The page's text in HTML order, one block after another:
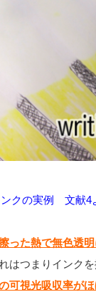
ンクの実例 文献4
った熱で無色透
はつまりインク
可視光吸収率が